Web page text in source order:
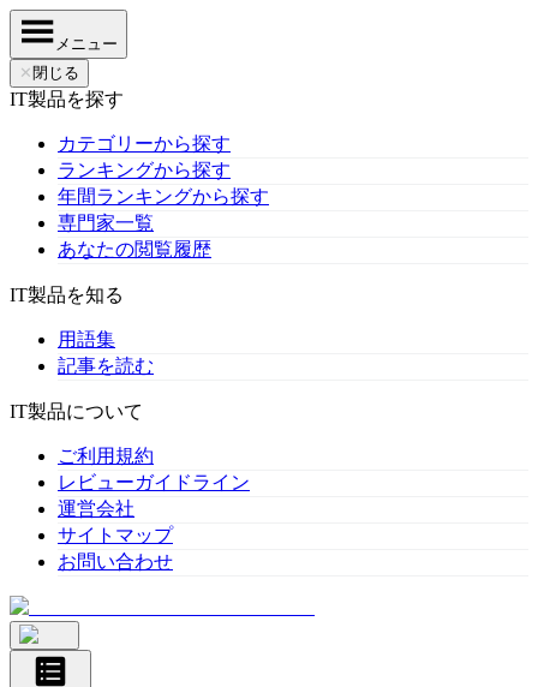
メニュー
✕ 閉じる
IT製品を探す
カテゴリーから探す
ランキングから探す
年間ランキングから探す
専門家一覧
あなたの閲覧履歴
IT製品を知る
用語集
記事を読む
IT製品について
ご利用規約
レビューガイドライン
運営会社
サイトマップ
お問い合わせ